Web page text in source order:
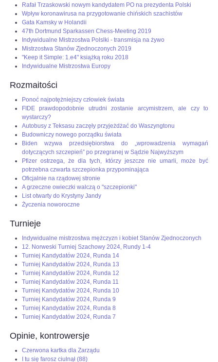
Rafał Trzaskowski nowym kandydatem PO na prezydenta Polski
Wpływ koronawirusa na przygotowanie chińskich szachistów
Gata Kamsky w Holandii
47th Dortmund Sparkassen Chess-Meeting 2019
Indywidualne Mistrzostwa Polslki - transmisja na żywo
Mistrzostwa Stanów Zjednoczonych 2019
"Keep it Simple: 1.e4" książką roku 2018
Indywidualne Mistrzostwa Europy
Rozmaitości
Ponoć najpotężniejszy człowiek świata
FIDE prawdopodobnie utrudni zostanie arcymistrzem, ale czy to
wystarczy?
Autobusy z Teksasu zaczęły przyjeżdżać do Waszyngtonu
Budowniczy nowego porządku świata
Biden wzywa przedsiębiorstwa do „wprowadzenia wymagań
dotyczących szczepień” po przegranej w Sądzie Najwyższym
Pfizer ostrzega, że dla tych, którzy jeszcze nie umarli, może być
potrzebna czwarta szczepionka przypominająca
Oficjalnie na rządowej stronie
A grzeczne owieczki walczą o "szczepionki"
List otwarty do Krystyny Jandy
Życzenia noworoczne
Turnieje
Indywidualne mistrzostwa mężczyzn i kobiet Stanów Zjednoczonych
12. Norweski Turniej Szachowy 2024, Rundy 1-4
Turniej Kandydatów 2024, Runda 14
Turniej Kandydatów 2024, Runda 13
Turniej Kandydatów 2024, Runda 12
Turniej Kandydatów 2024, Runda 11
Turniej Kandydatów 2024, Runda 10
Turniej Kandydatów 2024, Runda 9
Turniej Kandydatów 2024, Runda 8
Turniej Kandydatów 2024, Runda 7
Opinie, kontrowersje
Czerwona kartka dla Zarządu
I tu się farosz ciulnął (88)